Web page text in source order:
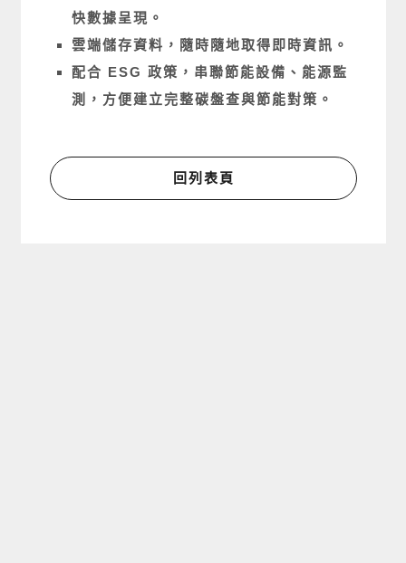
快數據呈現。
雲端儲存資料，隨時隨地取得即時資訊。
配合 ESG 政策，串聯節能設備、能源監
測，方便建立完整碳盤查與節能對策。
回列表頁